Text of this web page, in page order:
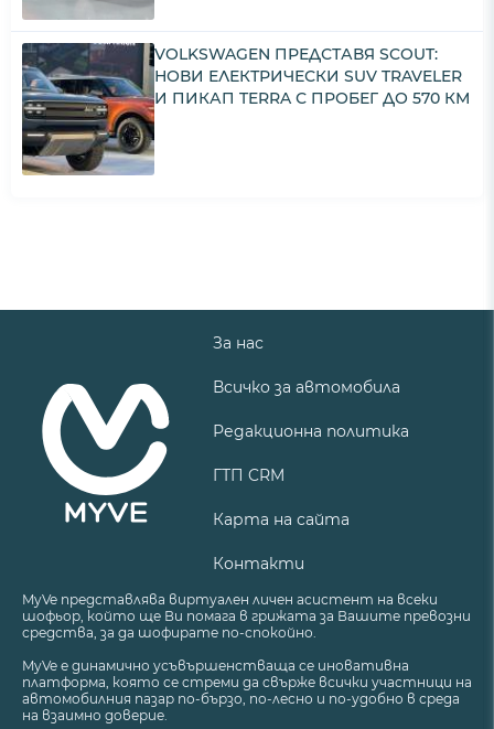
VOLKSWAGEN ПРЕДСТАВЯ SCOUT:
НОВИ ЕЛЕКТРИЧЕСКИ SUV TRAVELER
И ПИКАП TERRA С ПРОБЕГ ДО 570 КМ
За нас
Всичко за автомобила
Редакционна политика
ГТП CRM
Карта на сайта
Контакти
MyVe представлява виртуален личен асистент на всеки
шофьор, който ще Ви помага в грижата за Вашите превозни
средства, за да шофирате по-спокойно.
MyVe е динамично усъвършенстваща се иновативна
платформа, която се стреми да свърже всички участници на
автомобилния пазар по-бързо, по-лесно и по-удобно в среда
на взаимно доверие.